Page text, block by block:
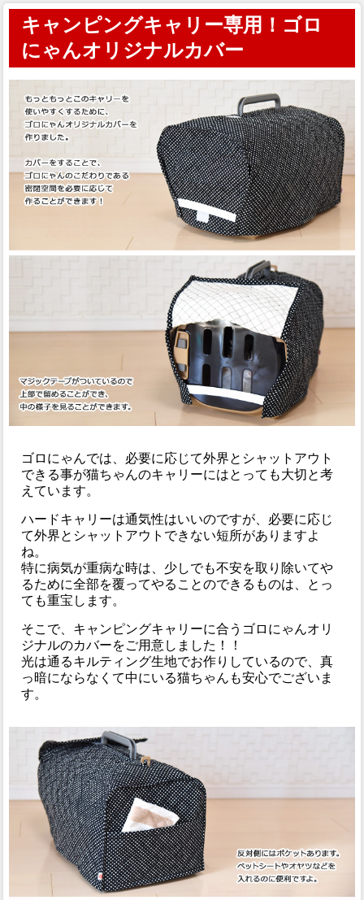
キャンピングキャリー専用！ゴロ
にゃんオリジナルカバー
ゴロにゃんでは、必要に応じて外界とシャットアウト
できる事が猫ちゃんのキャリーにはとっても大切と考
えています。
ハードキャリーは通気性はいいのですが、必要に応じ
て外界とシャットアウトできない短所がありますよ
ね。
特に病気が重病な時は、少しでも不安を取り除いてや
るために全部を覆ってやることのできるものは、とっ
ても重宝します。
そこで、キャンピングキャリーに合うゴロにゃんオリ
ジナルのカバーをご用意しました！！
光は通るキルティング生地でお作りしているので、真
っ暗にならなくて中にいる猫ちゃんも安心でございま
す。